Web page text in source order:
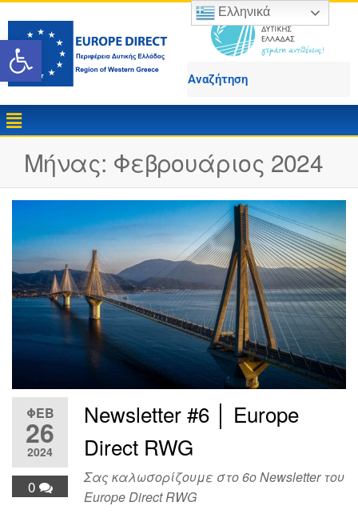
Ανοίξτε τη γραμμή
Μήνας: Φεβρουάριος 2024
ΦΕΒ
26
2024
0
Newsletter #6 │ Europe
Direct RWG
Σας καλωσορίζουμε στο 6ο Newsletter του
Europe Direct RWG
Ελληνικά